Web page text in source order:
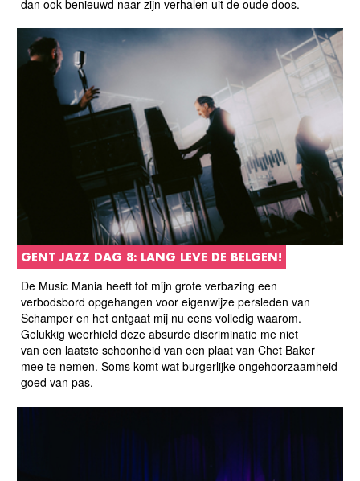
dan ook benieuwd naar zijn verhalen uit de oude doos.
GENT JAZZ DAG 8: LANG LEVE DE BELGEN!
De Music Mania heeft tot mijn grote verbazing een
verbodsbord opgehangen voor eigenwijze persleden van
Schamper en het ontgaat mij nu eens volledig waarom.
Gelukkig weerhield deze absurde discriminatie me niet
van een laatste schoonheid van een plaat van Chet Baker
mee te nemen. Soms komt wat burgerlijke ongehoorzaamheid
goed van pas.